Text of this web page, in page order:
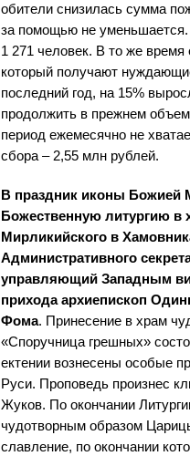
обители снизилась сумма
за помощью не
1 271 человек. В то же
который получают
последний год, на 15%
продолжить в прежнем
период ежемесячно не
сбора – 2,55 млн рублей.
В праздник иконы Божией
Божественную литургию в
Мирликийского в
Административного
управляющий Западным
прихода архиепископ
Фома. Принесение в храм
«Споручница грешных»
ектении вознесены особые
Руси. Проповедь произнес
Жуков. По окончании
чудотворным образом
славление, по окончании